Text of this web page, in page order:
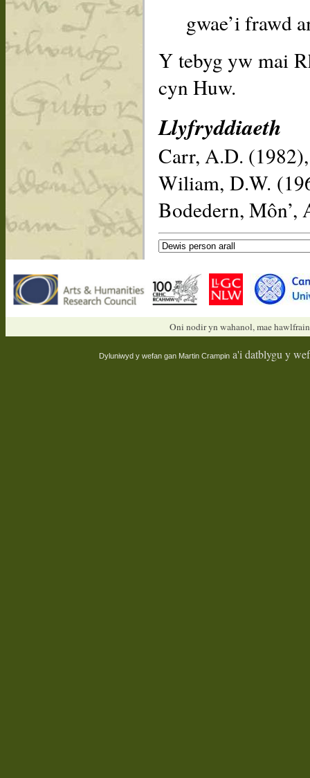
gwae’i frawd
Y tebyg yw mai
cyn Huw.
Llyfryddiaeth
Carr, A.D.
Wiliam, D.W.
Bodedern, Môn’,
Oni nodir yn wahanol, mae
Dyluniwyd y wefan gan Martin Crampin a'i datblygu y